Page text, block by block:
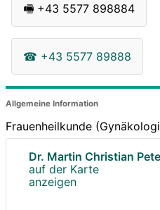
🖷 +43 5577 898884
☎ +43 5577 89888
Allgemeine Information
Frauenheilkunde
Dr. Martin Christian
auf der Karte
anzeigen